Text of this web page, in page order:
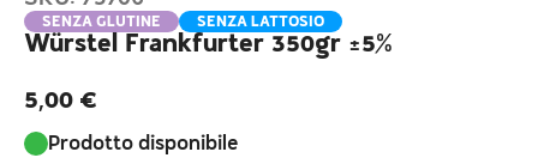
SENZA GLUTINE SENZA LATTOSIO
Würstel Frankfurter 350gr ±5%
5,00 €
Prodotto disponibile